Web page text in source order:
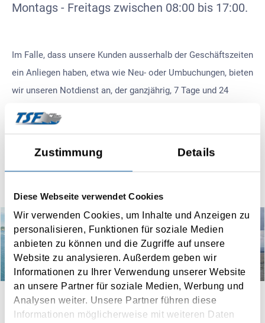
Zustimmung Details
Diese Webseite verwendet Cookies
Wir verwenden Cookies, um Inhalte und Anzeigen zu
personalisieren, Funktionen für soziale Medien
anbieten zu können und die Zugriffe auf unsere
Website zu analysieren. Außerdem geben wir
Informationen zu Ihrer Verwendung unserer Website
an unsere Partner für soziale Medien, Werbung und
Analysen weiter. Unsere Partner führen diese
Informationen möglicherweise mit weiteren Daten
Montags - Freitags zwischen 08:00 bis 17:00.
Im Falle, dass unsere Kunden ausserhalb der Geschäftszeiten
ein Anliegen haben, etwa wie Neu- oder Umbuchungen, bieten
wir unseren Notdienst an, der ganzjährig, 7 Tage und 24
ZUM KONTAKTFORMULAR